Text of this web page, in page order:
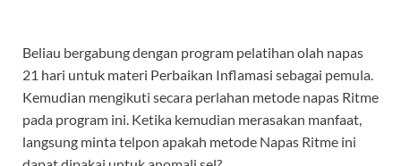
Beliau bergabung dengan program pelatihan olah napas
21 hari untuk materi Perbaikan Inflamasi sebagai pemula.
Kemudian mengikuti secara perlahan metode napas Ritme
pada program ini. Ketika kemudian merasakan manfaat,
langsung minta telpon apakah metode Napas Ritme ini